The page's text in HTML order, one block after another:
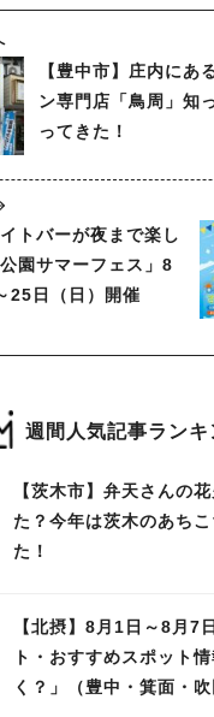
【豊中市】庄内にあ
ン専門店「鳥周」知
ってきた！
トバーが夜まで楽し
園サマーフェス」8
25日（日）開催
週間人気記事ランキ
【茨木市】弁天さんの
た？今年は茨木のあち
た！
【北摂】8月1日～8月7
ト・おすすめスポット
く？」（豊中・箕面・